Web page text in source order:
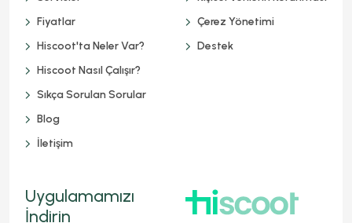
Fiyatlar
Hiscoot'ta Neler Var?
Hiscoot Nasıl Çalışır?
Sıkça Sorulan Sorular
Blog
İletişim
Çerez Yönetimi
Destek
Uygulamamızı
İndirin